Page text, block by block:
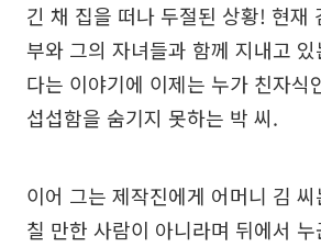
긴 채 집을 떠나 두절된 상황! 현재
부와 그의 자녀들과 함께 지내고
다는 이야기에 이제는 누가 친자식
섭섭함을 숨기지 못하는 박 씨.
이어 그는 제작진에게 어머니 김
칠 만한 사람이 아니라며 뒤에서